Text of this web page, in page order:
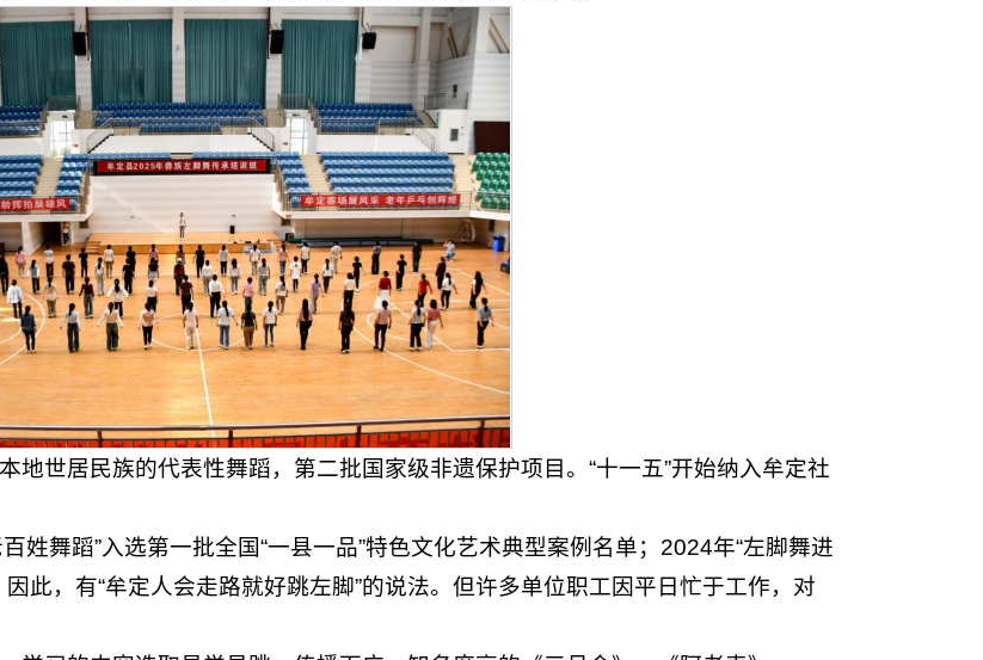
地世居民族的代表性舞蹈，第二批国家级非遗保护项目。“十一五”开始纳入牟定社
姓舞蹈”入选第一批全国“一县一品”特色文化艺术典型案例名单；2024年“左脚舞进
此，有“牟定人会走路就好跳左脚”的说法。但许多单位职工因平日忙于工作，对